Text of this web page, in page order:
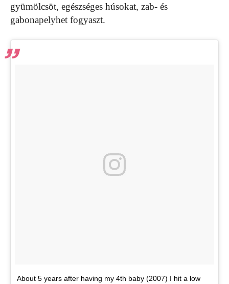
gyümölcsöt, egészséges húsokat, zab- és
gabonapelyhet fogyaszt.
About 5 years after having my 4th baby (2007) I hit a low